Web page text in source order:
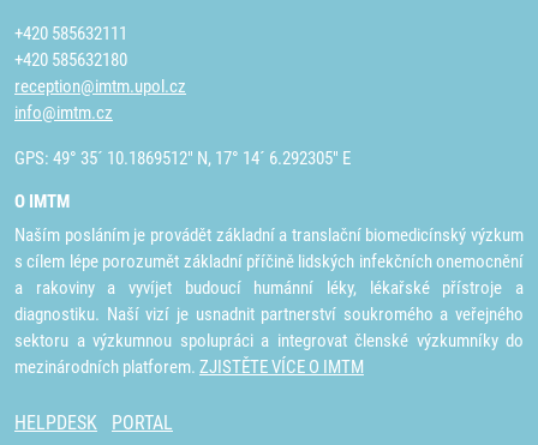
+420 585632111
+420 585632180
reception@imtm.upol.cz
info@imtm.cz
GPS: 49° 35´ 10.1869512" N, 17° 14´ 6.292305" E
O IMTM
Naším posláním je provádět základní a translační biomedicínský výzkum
s cílem lépe porozumět základní příčině lidských infekčních onemocnění
a rakoviny a vyvíjet budoucí humánní léky, lékařské přístroje a
diagnostiku. Naší vizí je usnadnit partnerství soukromého a veřejného
sektoru a výzkumnou spolupráci a integrovat členské výzkumníky do
mezinárodních platforem. ZJISTĚTE VÍCE O IMTM
HELPDESK PORTAL